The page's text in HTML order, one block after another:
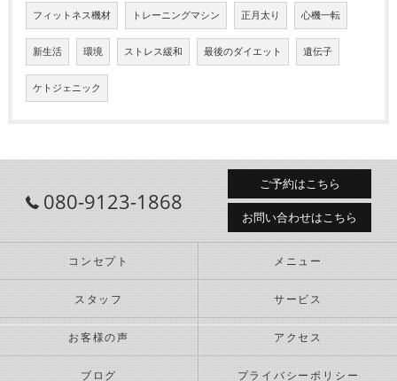
フィットネス機材 トレーニングマシン 正月太り 心機一転
新生活 環境 ストレス緩和 最後のダイエット 遺伝子
ケトジェニック
080-9123-1868
ご予約はこちら
お問い合わせはこちら
コンセプト メニュー
スタッフ サービス
お客様の声 アクセス
ブログ プライバシーポリシー